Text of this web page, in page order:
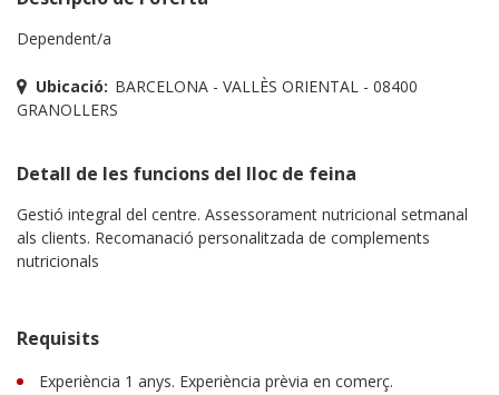
Dependent/a
Ubicació: BARCELONA - VALLÈS ORIENTAL - 08400
GRANOLLERS
Detall de les funcions del lloc de feina
Gestió integral del centre. Assessorament nutricional setmanal
als clients. Recomanació personalitzada de complements
nutricionals
Requisits
Experiència 1 anys. Experiència prèvia en comerç.